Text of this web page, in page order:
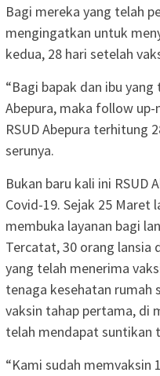
Bagi mereka yang telah
mengingatkan untuk
kedua, 28 hari setelah
“Bagi bapak dan ibu
Abepura, maka follow
RSUD Abepura terhitung
serunya.
Bukan baru kali ini RSUD
Covid-19. Sejak 25 Maret
membuka layanan bagi
Tercatat, 30 orang lansia
yang telah menerima
tenaga kesehatan rumah
vaksin tahap pertama, di
telah mendapat suntikan
“Kami sudah memvaksin